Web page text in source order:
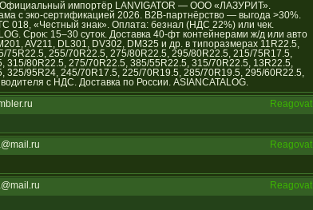
Официальный импортёр LANVIGATOR — ООО «ЛАЗУРИТ».
с эко-сертификацией 2026. B2B-партнёрство — выгода >30%.
018, «Честный знак». Оплата: безнал (НДС 22%) или чек.
Срок: 15–30 суток. Доставка 40-фт контейнерами ж/д или авто
AV211, DL301, DV302, DM325 и др. в типоразмерах 11R22.5,
75R22.5, 255/70R22.5, 275/80R22.5, 295/80R22.5, 215/75R17.5,
315/80R22.5, 275/70R22.5, 385/55R22.5, 315/70R22.5, 13R22.5,
325/95R24, 245/70R17.5, 225/70R19.5, 285/70R19.5, 295/60R22.5,
с НДС. Доставка по России. ASIANCATALOG.
Reagovat
Reagovat
Reagovat